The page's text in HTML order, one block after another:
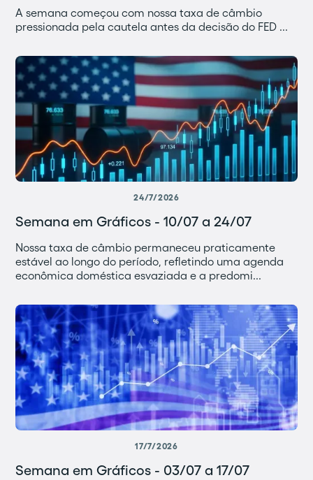
A semana começou com nossa taxa de câmbio
pressionada pela cautela antes da decisão do FED ...
24/7/2026
Semana em Gráficos - 10/07 a 24/07
Nossa taxa de câmbio permaneceu praticamente
estável ao longo do período, refletindo uma agenda
econômica doméstica esvaziada e a predomi...
17/7/2026
Semana em Gráficos - 03/07 a 17/07